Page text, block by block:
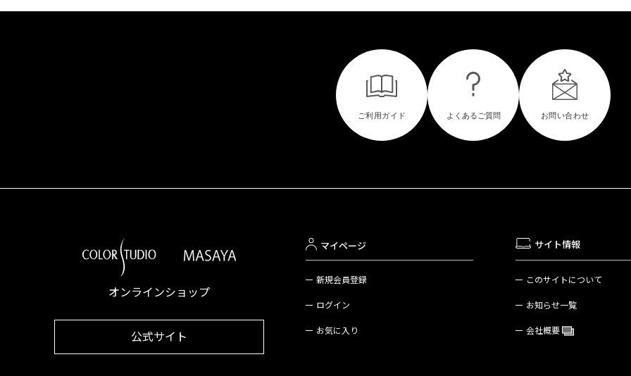
オンラインショップ
公式サイト
マイページ
新規会員登録
ログイン
お気に入り
サイト情報
このサイトについて
お知らせ一覧
会社概要